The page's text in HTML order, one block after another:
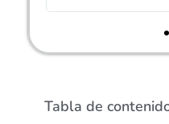
Tabla de